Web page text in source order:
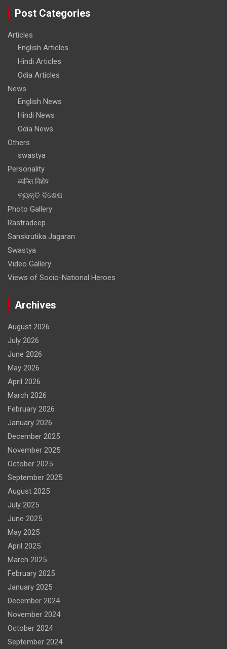
ମାଟି
ଅଭିଯାନର
ଅମୃତ
କାର୍ଯ୍ୟକ୍ରମ
Post Categories
Articles
English Articles
Hindi Articles
Odia Articles
News
English News
Hindi News
Odia News
Others
swastya
Personality
ब्यक्ति विशेष
ବ୍ୟକ୍ତି ବିଶେଷ
Photo Gallery
Rastradeep
Sanskrutika Jagaran
Swastya
Video Gallery
Views of Socio-National Heroes
Archives
August 2026
July 2026
June 2026
May 2026
April 2026
March 2026
February 2026
January 2026
December 2025
November 2025
October 2025
September 2025
August 2025
July 2025
June 2025
May 2025
April 2025
March 2025
February 2025
January 2025
December 2024
November 2024
October 2024
September 2024